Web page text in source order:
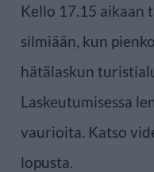
Kello 17.15 aikaan
silmiään, kun
hätälaskun
Laskeutumisessa
vaurioita. Katso
lopusta.